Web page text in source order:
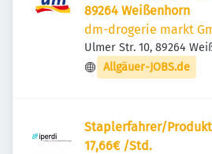
89264 Weißenhorn
dm-drogerie markt
Ulmer Str. 10, 89264
Deutschland
Allgäuer-JOBS.de
Staplerfahrer/
17,66€ /Std.